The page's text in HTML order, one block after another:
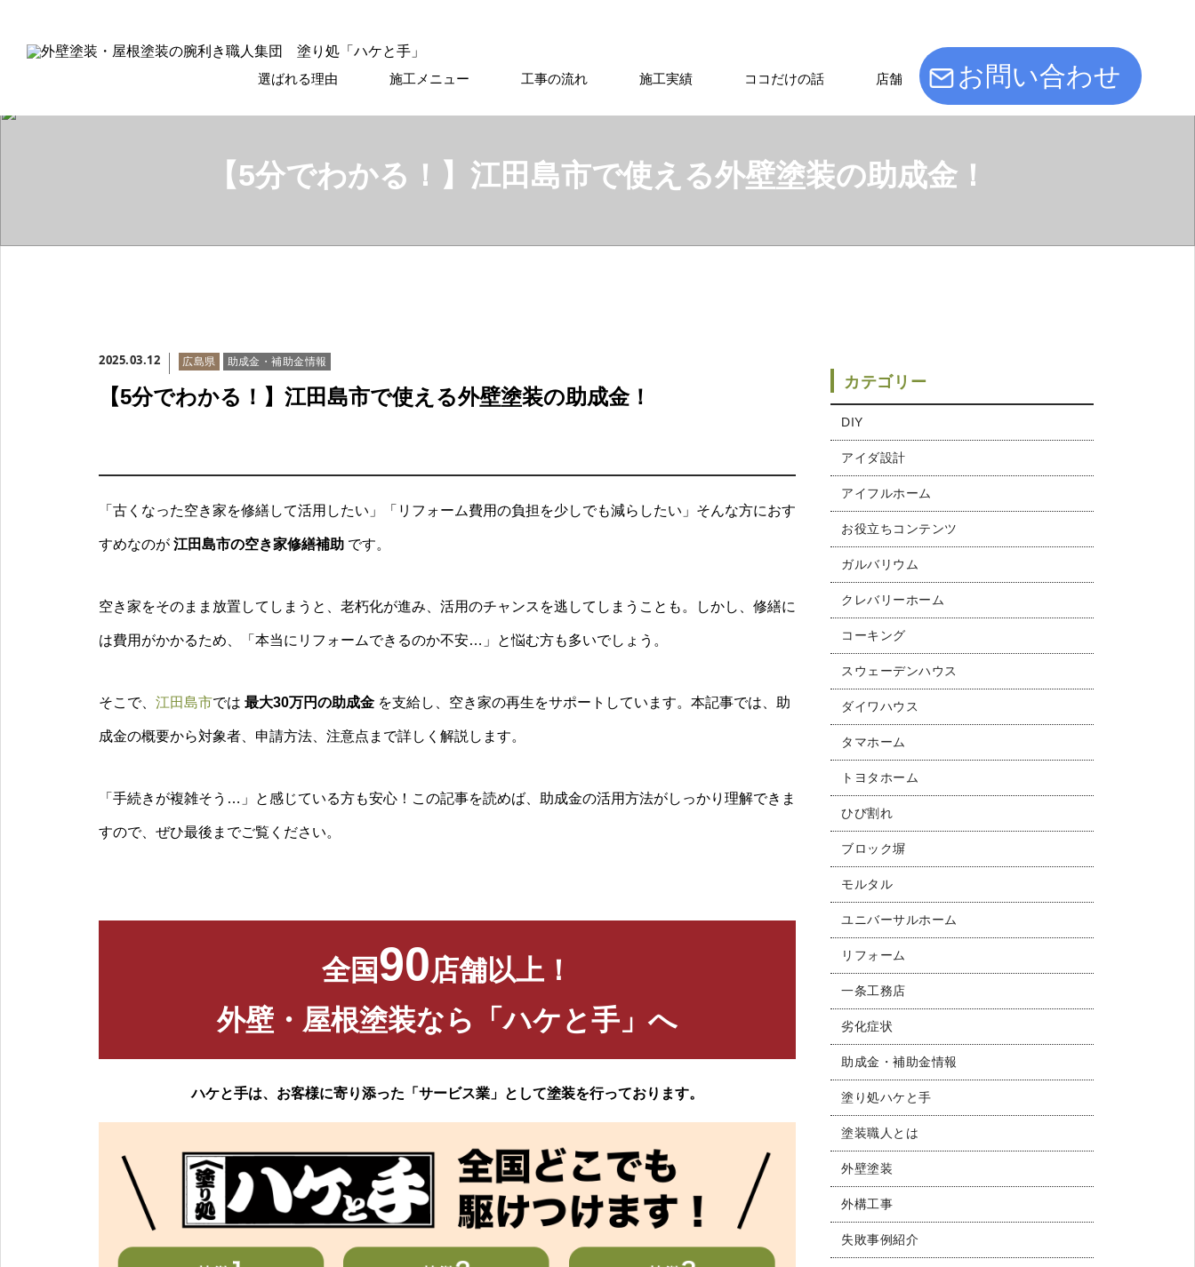
選ばれる理由 施工メニュー 工事の流れ 施工実績 ココだけの話 店舗 お問い合わせ
【5分でわかる！】江田島市で使える外壁塗装の助成金！
2025.03.12 広島県 助成金・補助金情報
【5分でわかる！】江田島市で使える外壁塗装の助成金！
「古くなった空き家を修繕して活用したい」「リフォーム費用の負担を少しでも減らしたい」そんな方におす
すめなのが 江田島市の空き家修繕補助 です。
空き家をそのまま放置してしまうと、老朽化が進み、活用のチャンスを逃してしまうことも。しかし、修繕に
は費用がかかるため、「本当にリフォームできるのか不安…」と悩む方も多いでしょう。
そこで、 江田島市では 最大30万円の助成金 を支給し、空き家の再生をサポートしています。本記事では、助
成金の概要から対象者、申請方法、注意点まで詳しく解説します。
「手続きが複雑そう…」と感じている方も安心！この記事を読めば、助成金の活用方法がしっかり理解できま
すので、ぜひ最後までご覧ください。
全国90店舗以上！
外壁・屋根塗装なら「ハケと手」へ
ハケと手は、お客様に寄り添った「サービス業」として塗装を行っております。
カテゴリー
DIY
アイダ設計
アイフルホーム
お役立ちコンテンツ
ガルバリウム
クレバリーホーム
コーキング
スウェーデンハウス
ダイワハウス
タマホーム
トヨタホーム
ひび割れ
ブロック塀
モルタル
ユニバーサルホーム
リフォーム
一条工務店
劣化症状
助成金・補助金情報
塗り処ハケと手
塗装職人とは
外壁塗装
外構工事
失敗事例紹介